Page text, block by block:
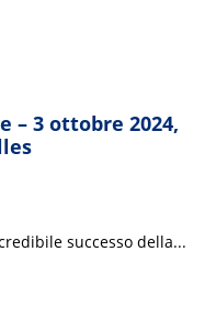
– 3 ottobre 2024,
successo della...